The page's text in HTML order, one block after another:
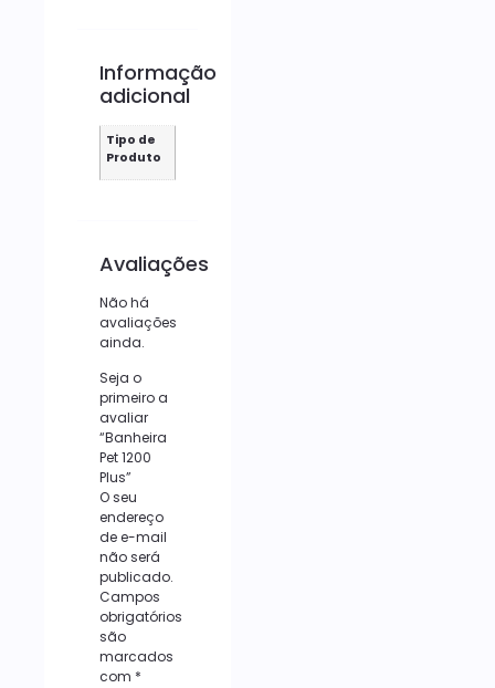
Informação
adicional
Tipo de
Produto
Avaliações
Não há
avaliações
ainda.
Seja o
primeiro a
avaliar
“Banheira
Pet 1200
Plus”
O seu
endereço
de e-mail
não será
publicado.
Campos
obrigatórios
são
marcados
com *